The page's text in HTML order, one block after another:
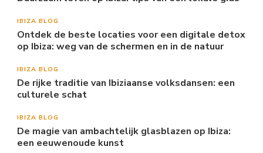
IBIZA BLOG
Ontdek de beste locaties voor een digitale detox
op Ibiza: weg van de schermen en in de natuur
IBIZA BLOG
De rijke traditie van Ibiziaanse volksdansen: een
culturele schat
IBIZA BLOG
De magie van ambachtelijk glasblazen op Ibiza:
een eeuwenoude kunst